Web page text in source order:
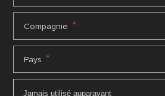
Compagnie *
Pays *